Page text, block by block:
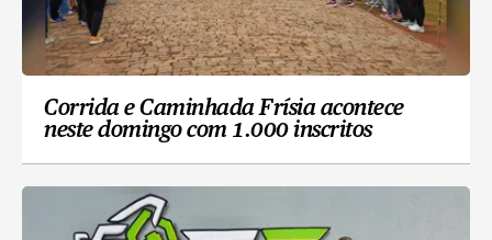
Corrida e Caminhada Frísia acontece
neste domingo com 1.000 inscritos